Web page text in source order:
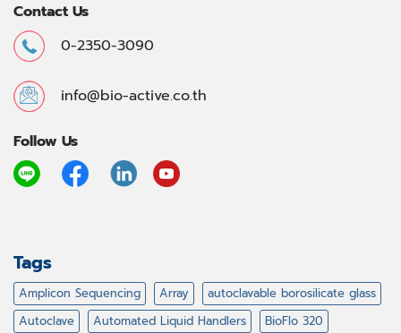
Contact Us
0-2350-3090
info@bio-active.co.th
Follow Us
Tags
Amplicon Sequencing Array
autoclavable borosilicate glass
Autoclave
Automated Liquid Handlers
BioFlo 320